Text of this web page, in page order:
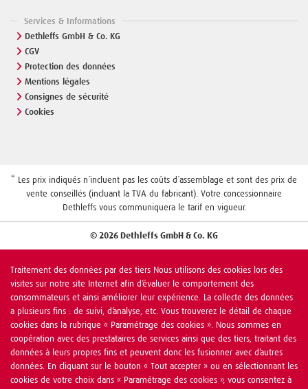
Services & Informations
Dethleffs GmbH & Co. KG
CGV
Protection des données
Mentions légales
Consignes de sécurité
Cookies
* Les prix indiqués n´incluent pas les coûts d´assemblage et sont des prix de
vente conseillés (incluant la TVA du fabricant). Votre concessionnaire
Dethleffs vous communiquera le tarif en vigueur.
© 2026 Dethleffs GmbH & Co. KG
Traitement des données par des tiers Nous utilisons des cookies lors des
visites sur notre site Internet afin d’évaluer le comportement des
consommateurs et ainsi améliorer leur expérience. La collecte des données
a plusieurs fins : de suivi, d’analyse, etc. Vous trouverez le détail de chaque
cookies dans la rubrique « Paramétrage des cookies ». Nous sommes en
coopération avec des prestataires de services ainsi que des tiers, traitant des
données à leurs propres fins et peuvent donc les fusionner avec d’autres
données. En cliquant sur le bouton « Tout accepter » ou en sélectionnant les
cookies de votre choix dans « Paramétrage des cookies », vous consentez à